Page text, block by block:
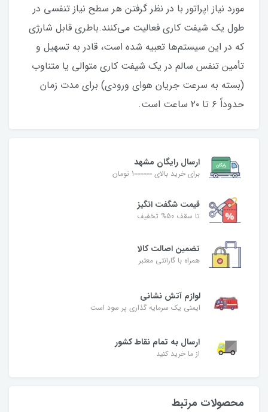
مورد نیاز اپراتور با در نظر گرفتن هر سطح نیاز تنفسی در
طول یک شیفت کاری فعالیت می‌کنند.باطری قابل شارژی
که در این سیستم‌ها تعبیه شده است، قادر به تسهیل و
تأمین تنفس سالم در یک شیفت کاری متوالی یا متناوب
(بسته به سرعت جریان هوای ورودی) برای مدت زمان
حدوداً ۶ تا ۲۰ ساعت است.
ارسال رایگان مشهد
برای خرید بالای 1000000 تومان
قیمت شگفت‌ انگیز
تا سقف 50% تخفیف
تضمین اصالت کالا
همراه با گارانتی معتبر
لوازم آتش نشانی
ایمنی یک سرمایه گذاری پر سود است
ارسال به تمام نقاط کشور
از ما خرید کنید
محصولات مرتبط